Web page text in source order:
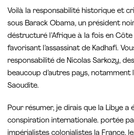
Voilà la responsabilité historique et
sous Barack Obama, un président
déstructuré l’Afrique à la fois en Côte
favorisant l’assassinat de Kadhafi.
responsabilité de Nicolas Sarkozy,
beaucoup d’autres pays, notamment
Saoudite.
Pour résumer, je dirais que la Libye a
conspiration internationale. portée
impérialistes colonialistes la France,